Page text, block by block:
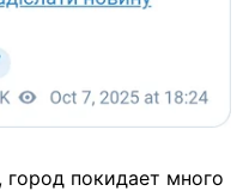
покидает много